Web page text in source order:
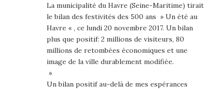
La municipalité du Havre (Seine-Maritime) tirait
le bilan des festivités des 500 ans » Un été au
Havre « , ce lundi 20 novembre 2017. Un bilan
plus que positif: 2 millions de visiteurs, 80
millions de retombées économiques et une
image de la ville durablement modifiée.
»
Un bilan positif au-delà de mes espérances